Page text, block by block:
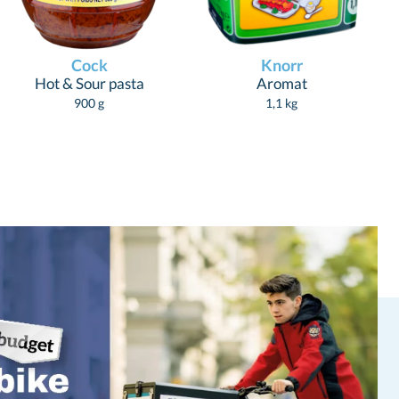
Cock
Hot & Sour pasta
900 g
Knorr
Aromat
1,1 kg